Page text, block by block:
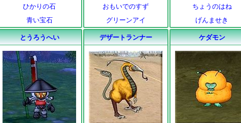
ひかりの石
青い宝石
おもいでのすず
グリーンアイ
ちょうのはね
げんませき
とうろうへい デザートランナー ケダモン